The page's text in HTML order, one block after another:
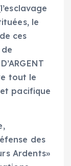
le
ces
tout le
pacifique
des
Ardents»